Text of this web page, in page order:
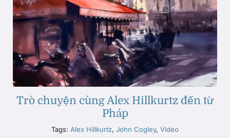
Trò chuyện cùng Alex Hillkurtz đến từ
Pháp
Tags: Alex Hillkurtz, John Cogley, Video